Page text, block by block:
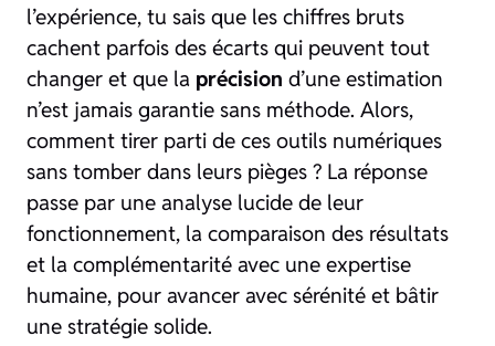
l’expérience, tu sais que les chiffres bruts
cachent parfois des écarts qui peuvent tout
changer et que la précision d’une estimation
n’est jamais garantie sans méthode. Alors,
comment tirer parti de ces outils numériques
sans tomber dans leurs pièges ? La réponse
passe par une analyse lucide de leur
fonctionnement, la comparaison des résultats
et la complémentarité avec une expertise
humaine, pour avancer avec sérénité et bâtir
une stratégie solide.